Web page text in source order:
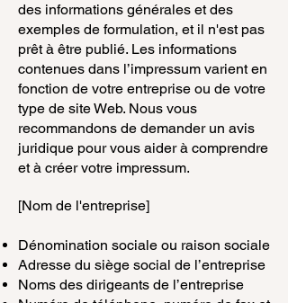
des informations générales et des
exemples de formulation, et il n'est pas
prêt à être publié. Les informations
contenues dans l’impressum varient en
fonction de votre entreprise ou de votre
type de site Web. Nous vous
recommandons de demander un avis
juridique pour vous aider à comprendre
et à créer votre impressum.
[Nom de l'entreprise]
Dénomination sociale ou raison sociale
Adresse du siège social de l’entreprise
Noms des dirigeants de l’entreprise